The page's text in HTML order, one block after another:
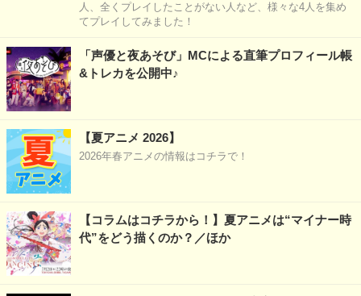
人、全くプレイしたことがない人など、様々な4人を集め
てプレイしてみました！
「声優と夜あそび」MCによる直筆プロフィール帳
&トレカを公開中♪
【夏アニメ 2026】
2026年春アニメの情報はコチラで！
【コラムはコチラから！】夏アニメは“マイナー時
代”をどう描くのか？／ほか